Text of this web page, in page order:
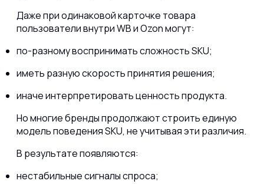
Даже при одинаковой карточке товара
пользователи внутри WB и Ozon могут:
по-разному воспринимать сложность SKU;
иметь разную скорость принятия решения;
иначе интерпретировать ценность продукта.
Но многие бренды продолжают строить единую
модель поведения SKU, не учитывая эти различия.
В результате появляются:
нестабильные сигналы спроса;